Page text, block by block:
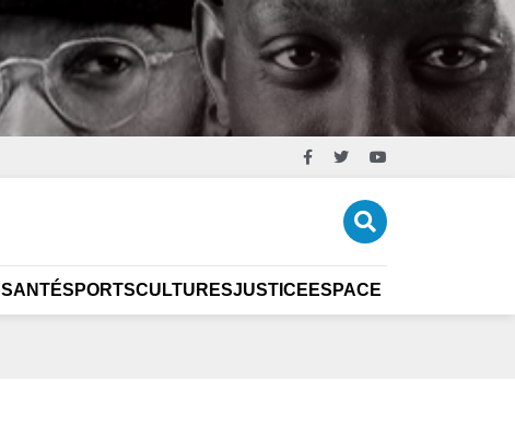
SANTÉSPORTSCULTURESJUSTICE ESPACE ÉCO